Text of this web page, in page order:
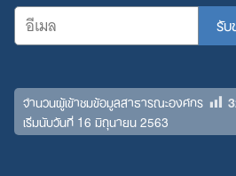
จำนวนผู้เข้าชมข้อมูลสาธารณะองค์กร
เริ่มนับวันที่ 16 มิถุนายน 2563